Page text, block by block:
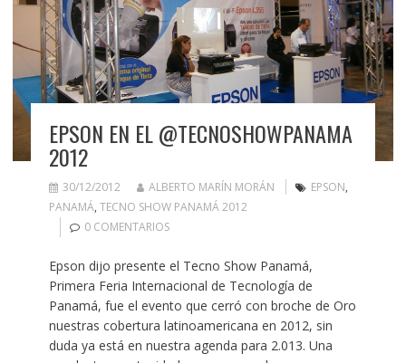
EPSON EN EL @TECNOSHOWPANAMA
2012
30/12/2012 ALBERTO MARÍN MORÁN EPSON,
PANAMÁ, TECNO SHOW PANAMÁ 2012
0 COMENTARIOS
Epson dijo presente el Tecno Show Panamá,
Primera Feria Internacional de Tecnología de
Panamá, fue el evento que cerró con broche de Oro
nuestras cobertura latinoamericana en 2012, sin
duda ya está en nuestra agenda para 2.013. Una